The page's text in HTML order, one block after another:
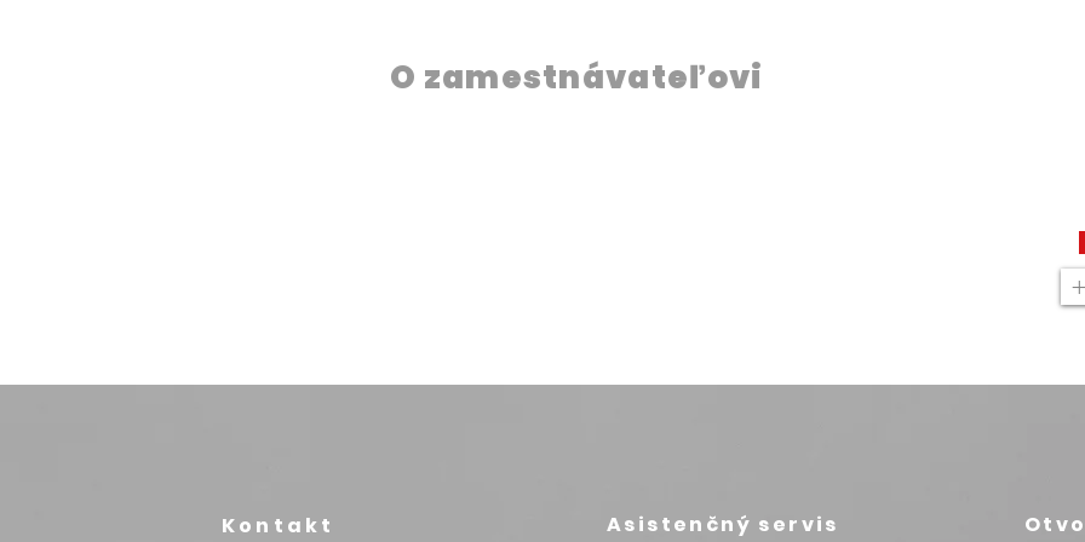
O zamestnávateľovi
Kontakt Asistenčný servis